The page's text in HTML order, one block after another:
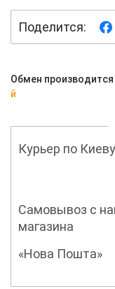
Поделится:
Обмен производится
й
Курьер по Киеву
Самовывоз с
магазина
«Нова Пошта»